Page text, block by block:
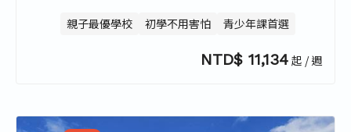
親子最優學校 初學不用害怕 青少年課首選
NTD$ 11,134 起 / 週